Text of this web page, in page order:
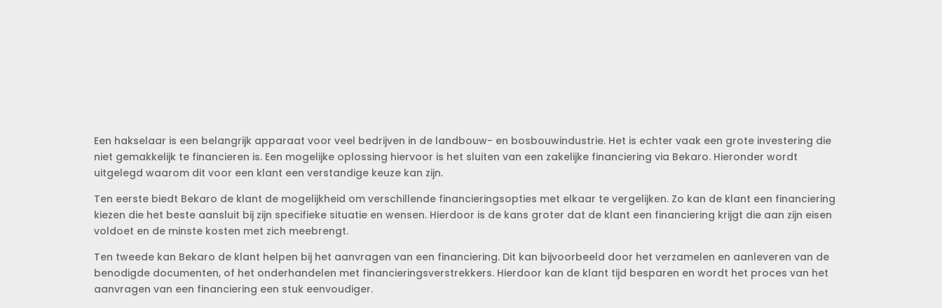
Een hakselaar is een belangrijk apparaat voor veel bedrijven in de landbouw- en bosbouwindustrie. Het is echter vaak een grote investering die
niet gemakkelijk te financieren is. Een mogelijke oplossing hiervoor is het sluiten van een zakelijke financiering via Bekaro. Hieronder wordt
uitgelegd waarom dit voor een klant een verstandige keuze kan zijn.
Ten eerste biedt Bekaro de klant de mogelijkheid om verschillende financieringsopties met elkaar te vergelijken. Zo kan de klant een financiering
kiezen die het beste aansluit bij zijn specifieke situatie en wensen. Hierdoor is de kans groter dat de klant een financiering krijgt die aan zijn eisen
voldoet en de minste kosten met zich meebrengt.
Ten tweede kan Bekaro de klant helpen bij het aanvragen van een financiering. Dit kan bijvoorbeeld door het verzamelen en aanleveren van de
benodigde documenten, of het onderhandelen met financieringsverstrekkers. Hierdoor kan de klant tijd besparen en wordt het proces van het
aanvragen van een financiering een stuk eenvoudiger.